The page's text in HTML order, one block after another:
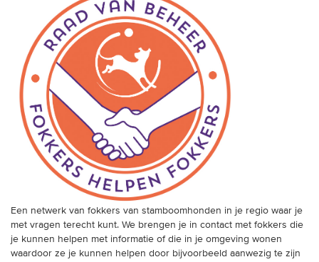
Houden van honden
Fokken met je hond
Onze websites
Opleidingen en
trainingen
Zoek een vereniging
Activiteiten agenda
Een netwerk van fokkers van stamboomhonden in je regio waar je
met vragen terecht kunt. We brengen je in contact met fokkers die
je kunnen helpen met informatie of die in je omgeving wonen
waardoor ze je kunnen helpen door bijvoorbeeld aanwezig te zijn